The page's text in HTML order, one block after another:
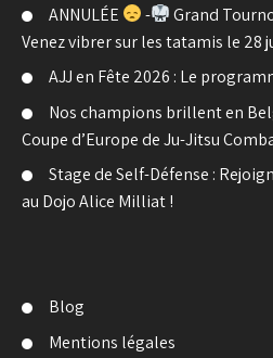
ANNULÉE
-
Grand
Venez vibrer sur les tatamis le 28
AJJ en Fête 2026 : Le
Nos champions brillent en
Coupe d’Europe de Ju-Jitsu
Stage de Self-Défense :
au Dojo Alice Milliat !
Blog
Mentions légales